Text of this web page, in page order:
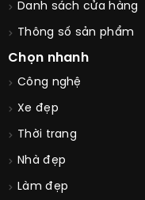
Danh sách cửa hàng
Thông số sản phẩm
Chọn nhanh
Công nghệ
Xe đẹp
Thời trang
Nhà đẹp
Làm đẹp